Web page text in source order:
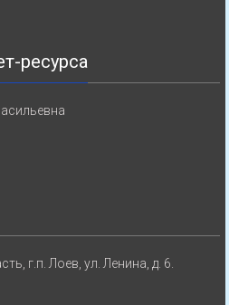
ресурса
г.п. Лоев, ул. Ленина, д. 6.